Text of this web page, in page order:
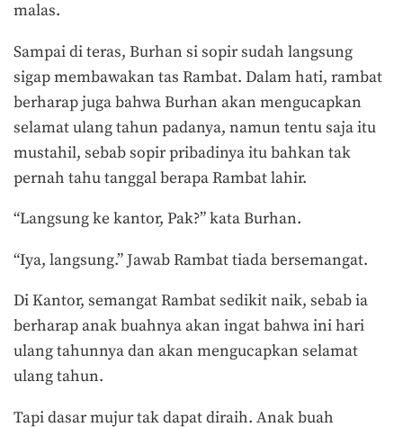
malas.
Sampai di teras, Burhan si sopir sudah langsung
sigap membawakan tas Rambat. Dalam hati, rambat
berharap juga bahwa Burhan akan mengucapkan
selamat ulang tahun padanya, namun tentu saja itu
mustahil, sebab sopir pribadinya itu bahkan tak
pernah tahu tanggal berapa Rambat lahir.
“Langsung ke kantor, Pak?” kata Burhan.
“Iya, langsung.” Jawab Rambat tiada bersemangat.
Di Kantor, semangat Rambat sedikit naik, sebab ia
berharap anak buahnya akan ingat bahwa ini hari
ulang tahunnya dan akan mengucapkan selamat
ulang tahun.
Tapi dasar mujur tak dapat diraih. Anak buah